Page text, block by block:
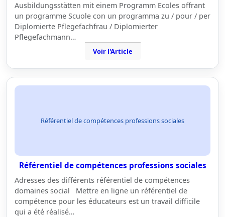
Ausbildungsstätten mit einem Programm Ecoles offrant
un programme Scuole con un programma zu / pour / per
Diplomierte Pflegefachfrau / Diplomierter
Pflegefachmann…
Voir l'Article
Référentiel de compétences professions sociales
Référentiel de compétences professions sociales
Adresses des différents référentiel de compétences
domaines social Mettre en ligne un référentiel de
compétence pour les éducateurs est un travail difficile
qui a été réalisé…